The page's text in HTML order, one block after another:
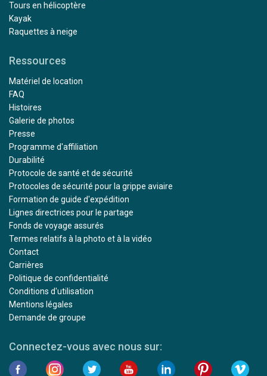
Tours en hélicoptère
Kayak
Raquettes à neige
Ressources
Matériel de location
FAQ
Histoires
Galerie de photos
Presse
Programme d'affiliation
Durabilité
Protocole de santé et de sécurité
Protocoles de sécurité pour la grippe aviaire
Formation de guide d'expédition
Lignes directrices pour le partage
Fonds de voyage assurés
Termes relatifs à la photo et à la vidéo
Contact
Carrières
Politique de confidentialité
Conditions d'utilisation
Mentions légales
Demande de groupe
Connectez-vous avec nous sur: